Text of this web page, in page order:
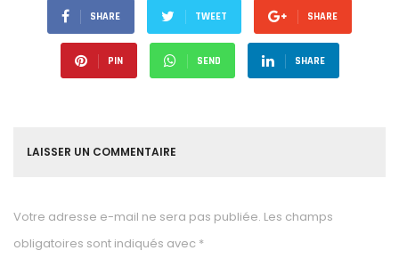
SHARE TWEET SHARE
PIN SEND SHARE
LAISSER UN COMMENTAIRE
Votre adresse e-mail ne sera pas publiée. Les champs
obligatoires sont indiqués avec *